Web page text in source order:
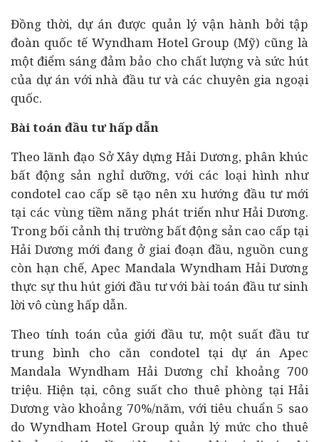
Đồng thời, dự án được quản lý vận hành bởi tập
đoàn quốc tế Wyndham Hotel Group (Mỹ) cũng là
một điểm sáng đảm bảo cho chất lượng và sức hút
của dự án với nhà đầu tư và các chuyên gia ngoại
quốc.
Bài toán đầu tư hấp dẫn
Theo lãnh đạo Sở Xây dựng Hải Dương, phân khúc
bất động sản nghỉ dưỡng, với các loại hình như
condotel cao cấp sẽ tạo nên xu hướng đầu tư mới
tại các vùng tiềm năng phát triển như Hải Dương.
Trong bối cảnh thị trường bất động sản cao cấp tại
Hải Dương mới đang ở giai đoạn đầu, nguồn cung
còn hạn chế, Apec Mandala Wyndham Hải Dương
thực sự thu hút giới đầu tư với bài toán đầu tư sinh
lời vô cùng hấp dẫn.
Theo tính toán của giới đầu tư, một suất đầu tư
trung bình cho căn condotel tại dự án Apec
Mandala Wyndham Hải Dương chỉ khoảng 700
triệu. Hiện tại, công suất cho thuê phòng tại Hải
Dương vào khoảng 70%/năm, với tiêu chuẩn 5 sao
do Wyndham Hotel Group quản lý mức cho thuê